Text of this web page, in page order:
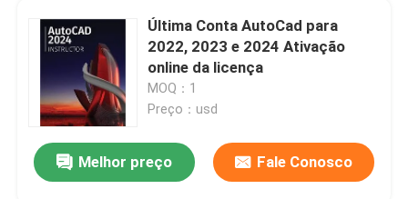
Última Conta AutoCad para
2022, 2023 e 2024 Ativação
online da licença
MOQ：1
Preço：usd
Melhor preço Fale Conosco